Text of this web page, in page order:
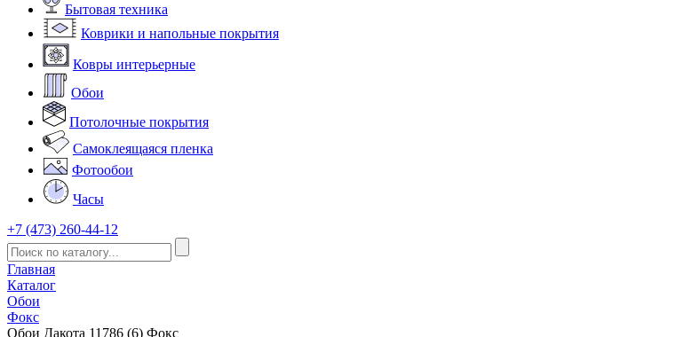
Бытовая техника
Коврики и напольные покрытия
Ковры интерьерные
Обои
Потолочные покрытия
Самоклеящаяся пленка
Фотообои
Часы
+7 (473) 260-44-12
Главная
Каталог
Обои
Фокс
Обои Дакота 11786 (6) Фокс